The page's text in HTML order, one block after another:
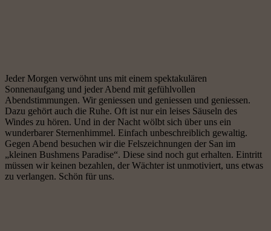
Jeder Morgen verwöhnt uns mit einem spektakulären
Sonnenaufgang und jeder Abend mit gefühlvollen
Abendstimmungen. Wir geniessen und geniessen und geniessen.
Dazu gehört auch die Ruhe. Oft ist nur ein leises Säuseln des
Windes zu hören. Und in der Nacht wölbt sich über uns ein
wunderbarer Sternenhimmel. Einfach unbeschreiblich gewaltig.
Gegen Abend besuchen wir die Felszeichnungen der San im
„kleinen Bushmens Paradise“. Diese sind noch gut erhalten. Eintritt
müssen wir keinen bezahlen, der Wächter ist unmotiviert, uns etwas
zu verlangen. Schön für uns.